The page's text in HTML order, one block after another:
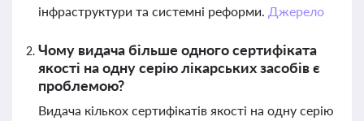
інфраструктури та системні реформи. Джерело
Чому видача більше одного сертифіката
якості на одну серію лікарських засобів є
проблемою?
Видача кількох сертифікатів якості на одну серію